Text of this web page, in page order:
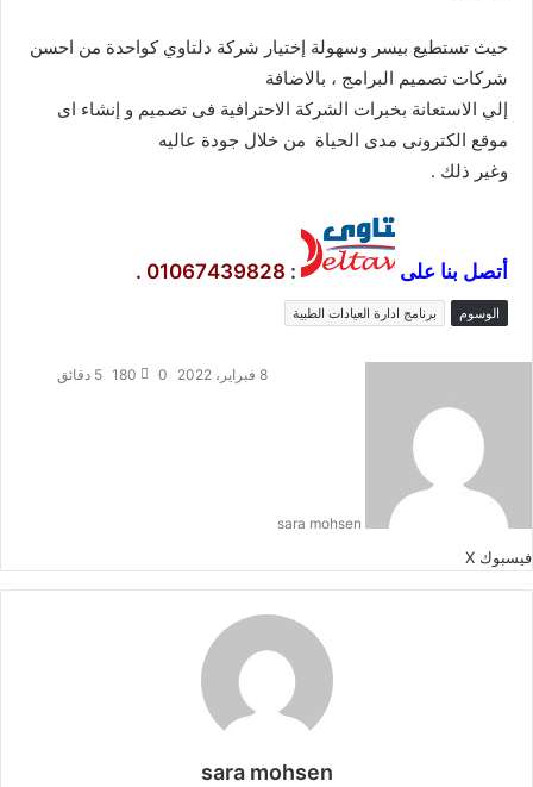
حيث تستطيع بيسر وسهولة إختيار شركة دلتاوي كواحدة من احسن
شركات تصميم البرامج ، بالاضافة
إلي الاستعانة بخبرات الشركة الاحترافية فى تصميم و إنشاء اى
موقع الكترونى مدى الحياة من خلال جودة عاليه
وغير ذلك .
أتصل بنا على :
01067439828
.
الوسوم برنامج ادارة العيادات الطبية
sara mohsen
8 فبراير، 2022 0
180 5 دقائق
فيسبوك ‫Xلينكدإن
بينتيريست
مشاركة
طباعة
sara mohsen